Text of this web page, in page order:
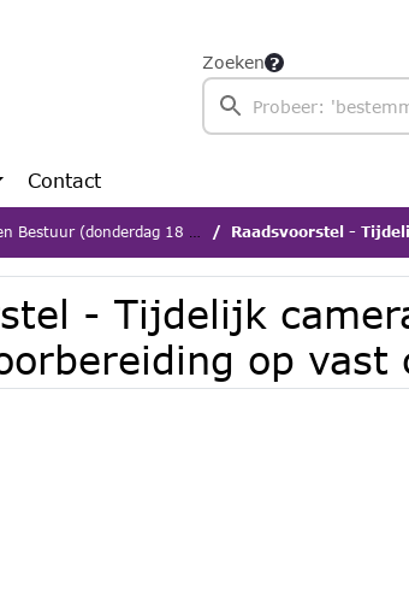
Zoeken
Contact
(donderdag 18 juni 2026) Raadsvoorstel - Tijdelijk
- Tijdelijk
op vast